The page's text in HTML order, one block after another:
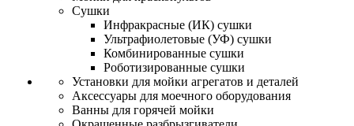
Сушки
Инфракрасные (ИК) сушки
Ультрафиолетовые (УФ) сушки
Комбинированные сушки
Роботизированные сушки
Установки для мойки агрегатов и деталей
Аксессуары для моечного оборудования
Ванны для горячей мойки